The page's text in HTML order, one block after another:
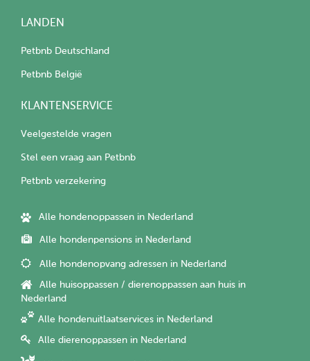
LANDEN
Petbnb Deutschland
Petbnb België
KLANTENSERVICE
Veelgestelde vragen
Stel een vraag aan Petbnb
Petbnb verzekering
Alle hondenoppassen in Nederland
Alle hondenpensions in Nederland
Alle hondenopvang adressen in Nederland
Alle huisoppassen / dierenoppassen aan huis in
Nederland
Alle hondenuitlaatservices in Nederland
Alle dierenoppassen in Nederland